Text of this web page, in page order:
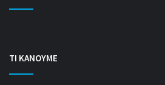
ΤΙ ΚΑΝΟΥΜΕ